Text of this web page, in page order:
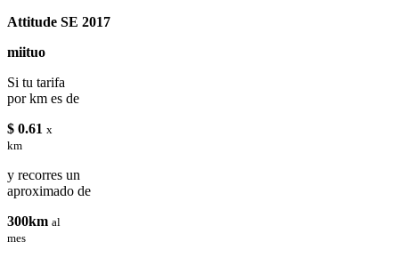
Attitude SE 2017
miituo
Si tu tarifa
por km es de
$ 0.61 x
km
y recorres un
aproximado de
300km al
mes